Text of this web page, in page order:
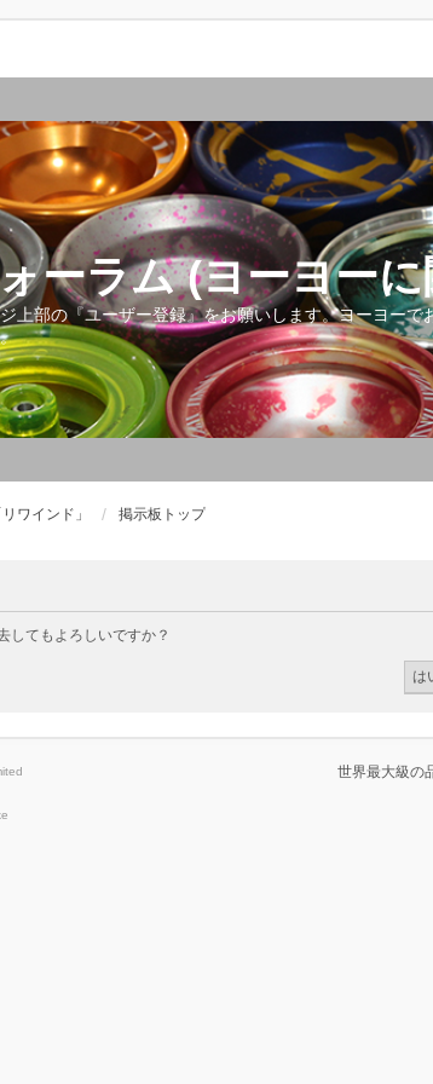
ーラム (ヨーヨー
上部の『ユーザー登録』をお願いします。ヨーヨー
ワインド」 掲示板トップ
してもよろしいですか？
世界最大級の